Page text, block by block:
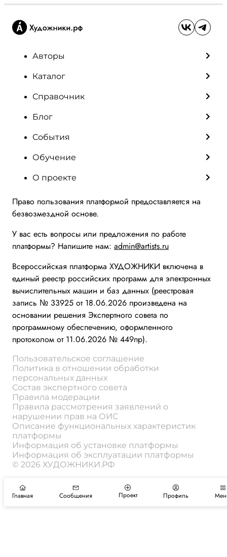
Авторы
Каталог
Справочник
Блог
События
Обучение
О проекте
Право пользования платформой предоставляется на
безвозмездной основе.
У вас есть вопросы или предложения по работе
платформы? Напишите нам: admin@artists.ru
Всероссийская платформа ХУДОЖНИКИ включена в
единый реестр российских программ для электронных
вычислительных машин и баз данных (реестровая
запись № 33925 от 18.06.2026 произведена на
основании решения Экспертного совета по
программному обеспечению, оформленного
протоколом от 11.06.2026 № 449пр).
Пользовательское соглашение
Политика в отношении обработки
персональных данных
Состав экспертного совета
Правила модерации
Правила рассмотрения заявлений о
нарушении прав на ОИС
Описание функциональных характеристик
платформы
Информация об установке платформы
Информация об эксплуатации платформы
© 2026 ХУДОЖНИКИ.РФ
Главная Сообщения Проект Профиль